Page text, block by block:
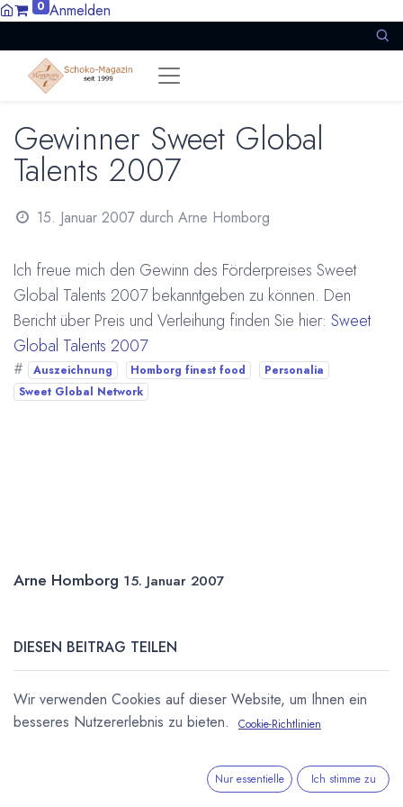
0 Anmelden
Gewinner Sweet Global
Talents 2007
15. Januar 2007 durch Arne Homborg
Ich freue mich den Gewinn des Förderpreises Sweet
Global Talents 2007 bekanntgeben zu können. Den
Bericht über Preis und Verleihung finden Sie hier: Sweet
Global Talents 2007
# Auszeichnung Homborg finest food
Personalia
Sweet Global Network
Arne Homborg 15. Januar 2007
DIESEN BEITRAG TEILEN
Wir verwenden Cookies auf dieser Website, um Ihnen ein
besseres Nutzererlebnis zu bieten.
Cookie-Richtlinien
Nur essentielle Ich stimme zu